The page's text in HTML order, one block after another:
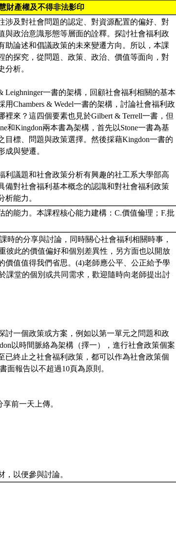
財產權及不得非法影印
涉及對社會問題的認定、對資源配置的偏好、對
政治意識形態等層面的詮釋。探討社會福利政
論述和倡議政策的未來變遷方向。所以，本課
的探究，從問題、政策、政治、價值等面向，對
析。
一書的架構，回顧社會福利相關的基本
Chambers & Wedel一書的架構，討論社會福利政
來？這四個要素也見於Gilbert & Terrell一書，但
和Kingdon兩本書為架構，首先以Stone一書為基
標、問題與政策選擇。然後採藉Kingdon一書的
與變遷。
議題和社會政策分析有興趣的社工系大學部高
備對社會福利基本概念的認識和對社會福利政策
析能力。
能力。本課程核心能力建構：C.價值倫理；F.批
時的分享與討論，同時關心社會福利相關時事，
彼此的價值偏好和個別差異性，另方面也以開放
值值得我們省思。(4)老師應公平、公正給予學
課堂的個別或共同需求，歡迎隨時向老師提出討
一個政策或方案，例如以第一單元之問題和政
以時間脈絡為架構（擇一），進行社會政策個案
終止之社會福利政策，都可以作為社會政策個
面報告以不超過10頁為原則。
前一天上傳。
，以便參與討論。